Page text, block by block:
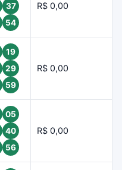
37
54
R$ 0,00
19
29
59
R$ 0,00
05
40
56
R$ 0,00